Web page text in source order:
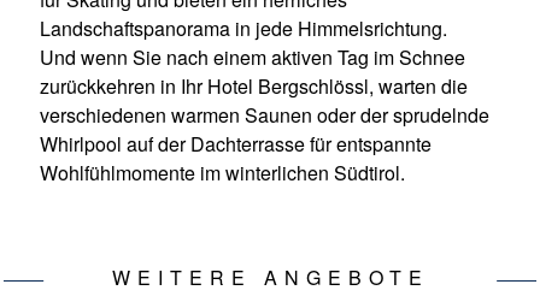
Landschaftspanorama in jede Himmelsrichtung.
Und wenn Sie nach einem aktiven Tag im Schnee
zurückkehren in Ihr Hotel Bergschlössl, warten die
verschiedenen warmen Saunen oder der sprudelnde
Whirlpool auf der Dachterrasse für entspannte
Wohlfühlmomente im winterlichen Südtirol.
WEITERE ANGEBOTE